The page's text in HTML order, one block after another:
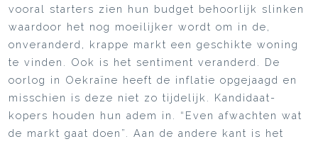
vooral starters zien hun budget behoorlijk slinken
waardoor het nog moeilijker wordt om in de,
onveranderd, krappe markt een geschikte woning
te vinden. Ook is het sentiment veranderd. De
oorlog in Oekraïne heeft de inflatie opgejaagd en
misschien is deze niet zo tijdelijk. Kandidaat-
kopers houden hun adem in. “Even afwachten wat
de markt gaat doen”. Aan de andere kant is het